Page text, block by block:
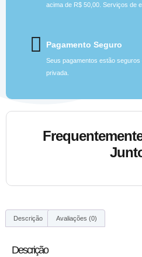
acima de R$ 50,00. Serviços de
Pagamento Seguro
Seus pagamentos estão
privada.
Descrição Avaliações (0)
Descrição